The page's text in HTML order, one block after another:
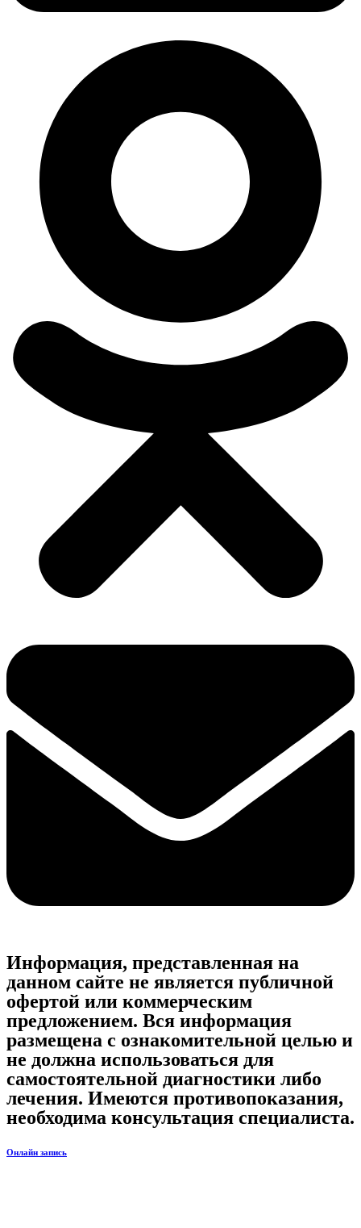
Информация, представленная на
данном сайте не является публичной
офертой или коммерческим
предложением. Вся информация
размещена с ознакомительной целью и
не должна использоваться для
самостоятельной диагностики либо
лечения. Имеются противопоказания,
необходима консультация специалиста.
Онлайн запись